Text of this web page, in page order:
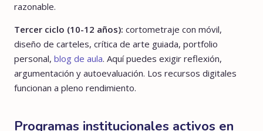
razonable.
Tercer ciclo (10-12 años): cortometraje con móvil,
diseño de carteles, crítica de arte guiada, portfolio
personal, blog de aula. Aquí puedes exigir reflexión,
argumentación y autoevaluación. Los recursos digitales
funcionan a pleno rendimiento.
Programas institucionales activos en